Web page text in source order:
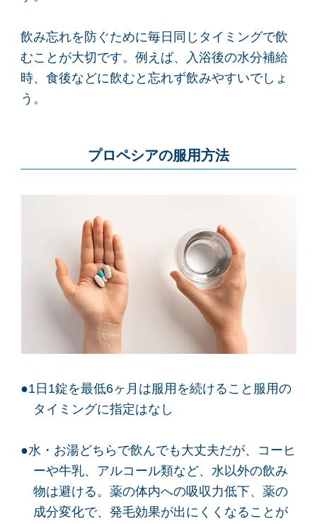
飲み忘れを防ぐために毎日同じタイミングで飲
むことが大切です。例えば、入浴後の水分補給
時、食後などに飲むと忘れず飲みやすいでしょ
う。
プロペシアの服用方法
●1日1錠を最低6ヶ月は服用を続けること服用の
タイミングに指定はなし
●水・お湯どちらで飲んでも大丈夫だが、コーヒ
ーや牛乳、アルコール類など、水以外の飲み
物は避ける。薬の体内への吸収力低下、薬の
成分変化で、発毛効果が出にくくなることが